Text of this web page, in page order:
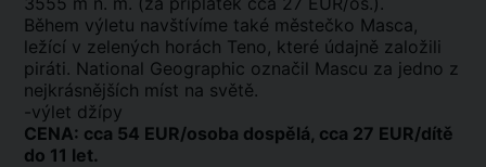
Během výletu navštívíme také městečko Masca,
ležící v zelených horách Teno, které údajně založili
piráti. National Geographic označil Mascu za jedno z
nejkrásnějších míst na světě.
-výlet džípy
CENA: cca 54 EUR/osoba dospělá, cca 27 EUR/dítě
do 11 let.